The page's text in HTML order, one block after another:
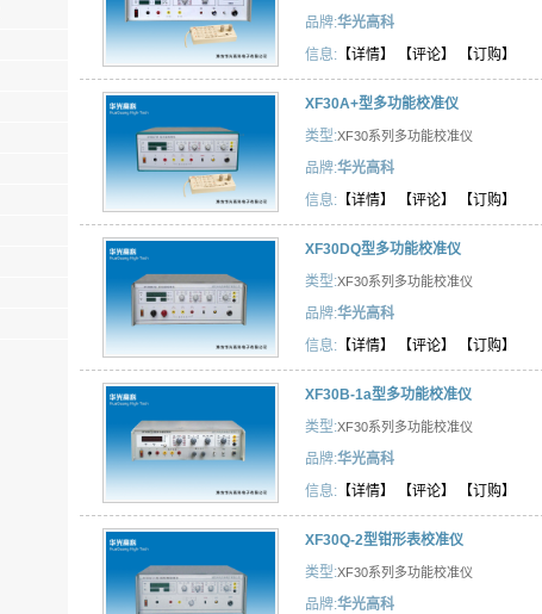
品牌:华光高科
信息: 【详情】 【评论】 【订购】
XF30A+型多功能校准仪
类型:XF30系列多功能校准仪
品牌:华光高科
信息: 【详情】 【评论】 【订购】
XF30DQ型多功能校准仪
类型:XF30系列多功能校准仪
品牌:华光高科
信息: 【详情】 【评论】 【订购】
XF30B-1a型多功能校准仪
类型:XF30系列多功能校准仪
品牌:华光高科
信息: 【详情】 【评论】 【订购】
XF30Q-2型钳形表校准仪
类型:XF30系列多功能校准仪
品牌:华光高科